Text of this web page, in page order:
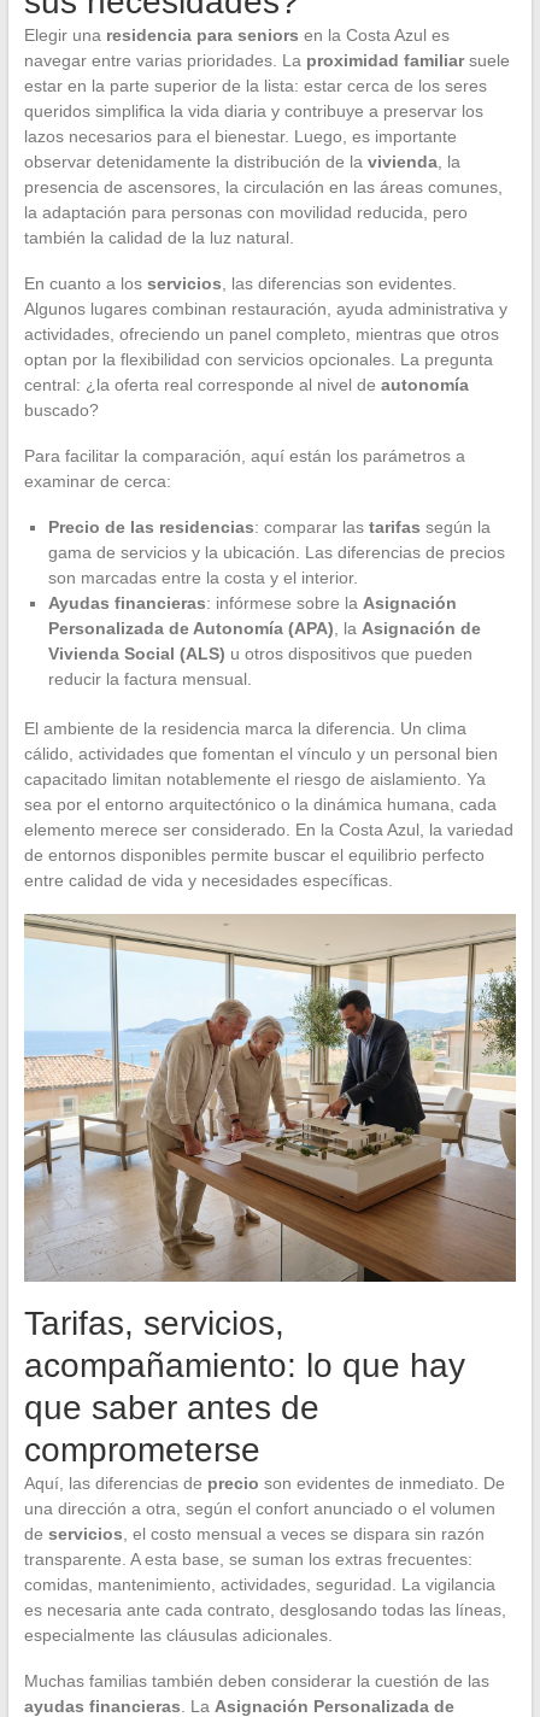
Elegir una residencia para seniors en la Costa Azul es
navegar entre varias prioridades. La proximidad familiarsuele
estar en la parte superior de la lista: estar cerca de los seres
queridos simplifica la vida diaria y contribuye a preservar los
lazos necesarios para el bienestar. Luego, es importante
observar detenidamente la distribución de la vivienda, la
presencia de ascensores, la circulación en las áreas comunes,
la adaptación para personas con movilidad reducida, pero
también la calidad de la luz natural.
En cuanto a los servicios , las diferencias son evidentes.
Algunos lugares combinan restauración, ayuda administrativa y
actividades, ofreciendo un panel completo, mientras que otros
optan por la flexibilidad con servicios opcionales. La pregunta
central: ¿la oferta real corresponde al nivel de autonomía
buscado?
Para facilitar la comparación, aquí están los parámetros a
examinar de cerca:
Precio de las residencias: comparar las tarifas según la
gama de servicios y la ubicación. Las diferencias de precios
son marcadas entre la costa y el interior.
Ayudas financieras: infórmese sobre la Asignación
Personalizada de Autonomía (APA) , la Asignación de
Vivienda Social (ALS) u otros dispositivos que pueden
reducir la factura mensual.
El ambiente de la residencia marca la diferencia. Un clima
cálido, actividades que fomentan el vínculo y un personal bien
capacitado limitan notablemente el riesgo de aislamiento. Ya
sea por el entorno arquitectónico o la dinámica humana, cada
elemento merece ser considerado. En la Costa Azul, la variedad
de entornos disponibles permite buscar el equilibrio perfecto
entre calidad de vida y necesidades específicas.
Tarifas, servicios,
acompañamiento: lo que hay
que saber antes de
comprometerse
Aquí, las diferencias de precio son evidentes de inmediato. De
una dirección a otra, según el confort anunciado o el volumen
de servicios , el costo mensual a veces se dispara sin razón
transparente. A esta base, se suman los extras frecuentes:
comidas, mantenimiento, actividades, seguridad. La vigilancia
es necesaria ante cada contrato, desglosando todas las líneas,
especialmente las cláusulas adicionales.
Muchas familias también deben considerar la cuestión de las
ayudas financieras . La Asignación Personalizada de